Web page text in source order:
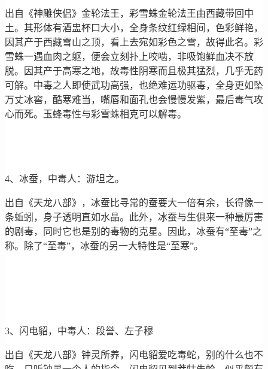
出自《神雕侠侣》金轮法王，彩雪蛛金轮法王由西藏带回中
土。其形体有酒盅杯口大小，全身条纹红绿相间，色彩鲜艳，
因其产于西藏雪山之顶，看上去宛如彩色之雪，故得此名。彩
雪蛛一遇血肉之躯，便会立刻扑上咬啮，非吸饱鲜血决不放
脱。因其产于高寒之地，故毒性阴寒而且极其猛烈，几乎无药
可解。中毒之人即使武功高强，也绝难运功驱毒，全身更如坠
万丈冰窖，酷寒难当，嘴唇和面孔也会慢慢发紫，最后毒气攻
心而死。玉蜂毒性与彩雪蛛相克可以解毒。
4、冰蚕，中毒人：游坦之。
出自《天龙八部》，冰蚕比寻常的蚕要大一倍有余，长得像一
条蚯蚓，身子透明直如水晶。此外，冰蚕与生俱来一种最厉害
的剧毒，同时它也是别的毒物的克星。因此，冰蚕有“至毒”之
称。除了“至毒”，冰蚕的另一大特性是“至寒”。
3、闪电貂，中毒人：段誉、左子穆
出自《天龙八部》钟灵所养，闪电貂爱吃毒蛇，别的什么也不